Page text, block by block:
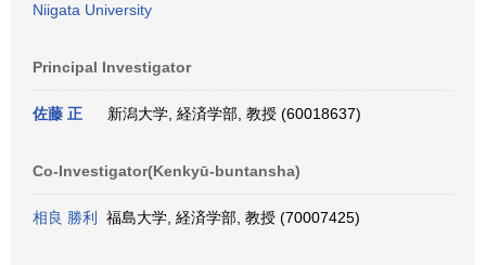
Niigata University
Principal Investigator
佐藤 正 新潟大学, 経済学部, 教授 (60018637)
Co-Investigator(Kenkyū-buntansha)
相良 勝利 福島大学, 経済学部, 教授 (70007425)